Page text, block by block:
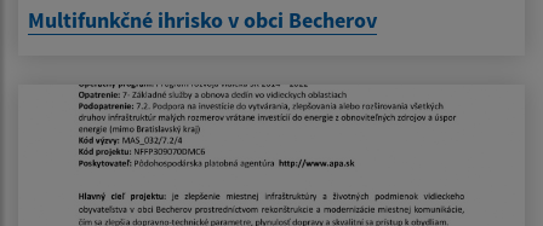
Multifunkčné ihrisko v obci Becherov